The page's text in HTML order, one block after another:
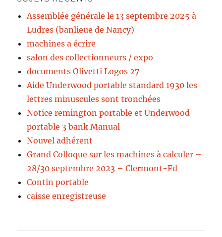
Assemblée générale le 13 septembre 2025 à
Ludres (banlieue de Nancy)
machines a écrire
salon des collectionneurs / expo
documents Olivetti Logos 27
Aide Underwood portable standard 1930 les
lettres minuscules sont tronchées
Notice remington portable et Underwood
portable 3 bank Manual
Nouvel adhérent
Grand Colloque sur les machines à calculer –
28/30 septembre 2023 – Clermont-Fd
Contin portable
caisse enregistreuse